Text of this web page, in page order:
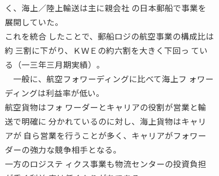
く、海上／陸上輸送は主に親会社 の日本郵船で事業を
展開していた。
これを統合 したことで、郵船ロジの航空事業の構成比は
約 三割に下がり、ＫＷＥの約六割を大きく下回っ てい
る（一三年三月期実績）。
一般に、航空フォワーディングに比べて海上フ ォワー
ディングは利益率が低い。
航空貨物はフォ ワーダーとキャリアの役割が営業と輸
送で明確に 分かれているのに対し、海上貨物はキャリ
アが 自ら営業を行うことが多く、キャリアがフォワー
ダーの強力な競争相手となる。
一方のロジステ ィクス事業も物流センターの投資負担